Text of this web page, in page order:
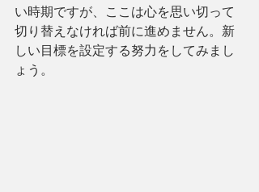
い時期ですが、ここは心を思い切って
切り替えなければ前に進めません。新
しい目標を設定する努力をしてみまし
ょう。